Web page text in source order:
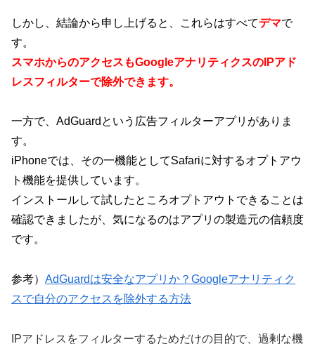
しかし、結論から申し上げると、これらはすべてデマで
す。
スマホからのアクセスもGoogleアナリティクスのIPアド
レスフィルターで除外できます。
一方で、AdGuardという広告フィルターアプリがありま
す。
iPhoneでは、その一機能としてSafariに対するオプトアウ
ト機能を提供しています。
インストールして試したところオプトアウトできることは
確認できましたが、気になるのはアプリの製造元の信頼度
です。
参考） AdGuardは安全なアプリか？Googleアナリティク
スで自分のアクセスを除外する方法
IPアドレスをフィルターするためだけの目的で、過剰な機